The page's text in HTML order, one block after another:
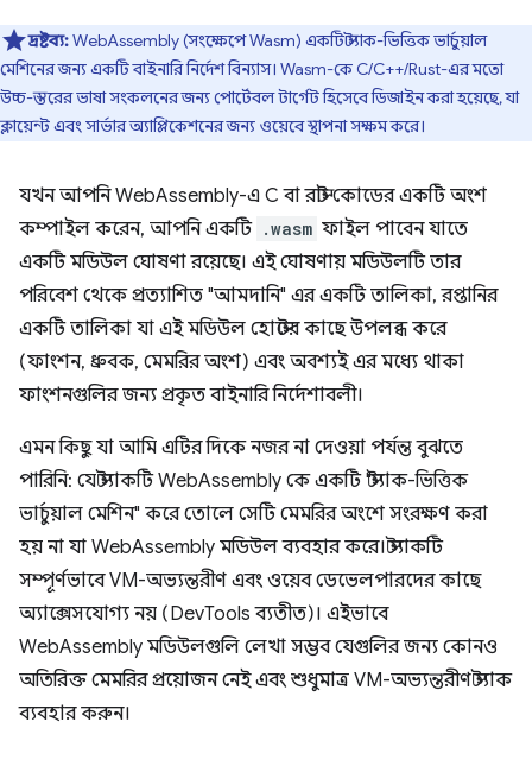
দ্রষ্টব্য:WebAssembly (সংক্ষেপে Wasm) একটি স্ট্যাক-ভিত্তিক ভার্চুয়াল
মেশিনের জন্য একটি বাইনারি নির্দেশ বিন্যাস। Wasm-কে C/C++/Rust-এর মতো
উচ্চ-স্তরের ভাষা সংকলনের জন্য পোর্টেবল টার্গেট হিসেবে ডিজাইন করা হয়েছে, যা
ক্লায়েন্ট এবং সার্ভার অ্যাপ্লিকেশনের জন্য ওয়েবে স্থাপনা সক্ষম করে।
যখন আপনি WebAssembly-এ C বা রাস্ট কোডের একটি অংশ
কম্পাইল করেন, আপনি একটি .wasm ফাইল পাবেন যাতে
একটি মডিউল ঘোষণা রয়েছে। এই ঘোষণায় মডিউলটি তার
পরিবেশ থেকে প্রত্যাশিত "আমদানি" এর একটি তালিকা, রপ্তানির
একটি তালিকা যা এই মডিউল হোস্টের কাছে উপলব্ধ করে
(ফাংশন, ধ্রুবক, মেমরির অংশ) এবং অবশ্যই এর মধ্যে থাকা
ফাংশনগুলির জন্য প্রকৃত বাইনারি নির্দেশাবলী।
এমন কিছু যা আমি এটির দিকে নজর না দেওয়া পর্যন্ত বুঝতে
পারিনি: যে স্ট্যাকটি WebAssembly কে একটি "স্ট্যাক-ভিত্তিক
ভার্চুয়াল মেশিন" করে তোলে সেটি মেমরির অংশে সংরক্ষণ করা
হয় না যা WebAssembly মডিউল ব্যবহার করে। স্ট্যাকটি
সম্পূর্ণভাবে VM-অভ্যন্তরীণ এবং ওয়েব ডেভেলপারদের কাছে
অ্যাক্সেসযোগ্য নয় (DevTools ব্যতীত)। এইভাবে
WebAssembly মডিউলগুলি লেখা সম্ভব যেগুলির জন্য কোনও
অতিরিক্ত মেমরির প্রয়োজন নেই এবং শুধুমাত্র VM-অভ্যন্তরীণ স্ট্যাক
ব্যবহার করুন।